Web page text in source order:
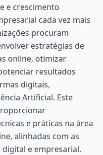
e crescimento
cada vez mais
procuram
estratégias de
online, otimizar
resultados
digitais,
Artificial. Este
e práticas na área
alinhadas com as
e empresarial.